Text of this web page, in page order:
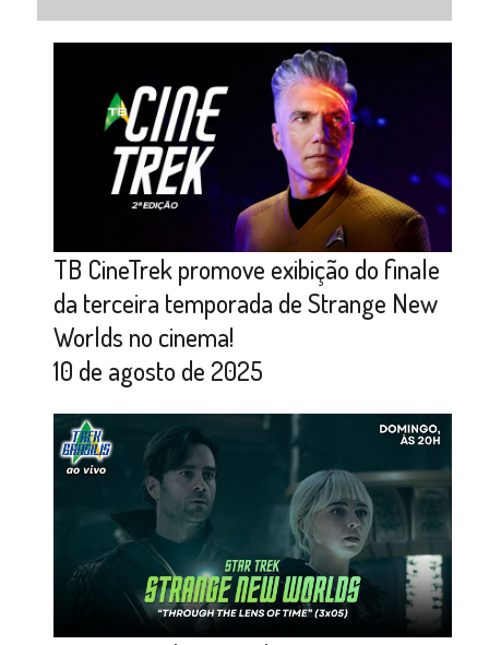
TB CineTrek promove exibição do finale
da terceira temporada de Strange New
Worlds no cinema!
10 de agosto de 2025